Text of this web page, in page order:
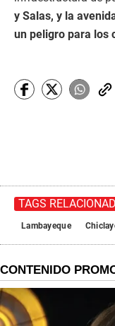
y Salas, y la
un peligro para los
TAGS
Lambayeque